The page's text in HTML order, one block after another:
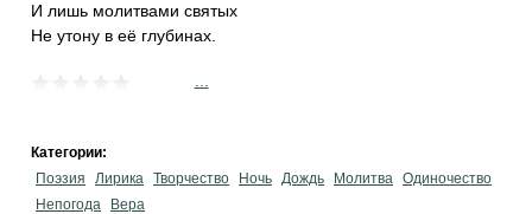
И лишь молитвами святых
Не утону в её глубинах.
Категории:
Поэзия
Лирика Творчество Ночь Дождь Молитва Одиночество
Непогода
Вера